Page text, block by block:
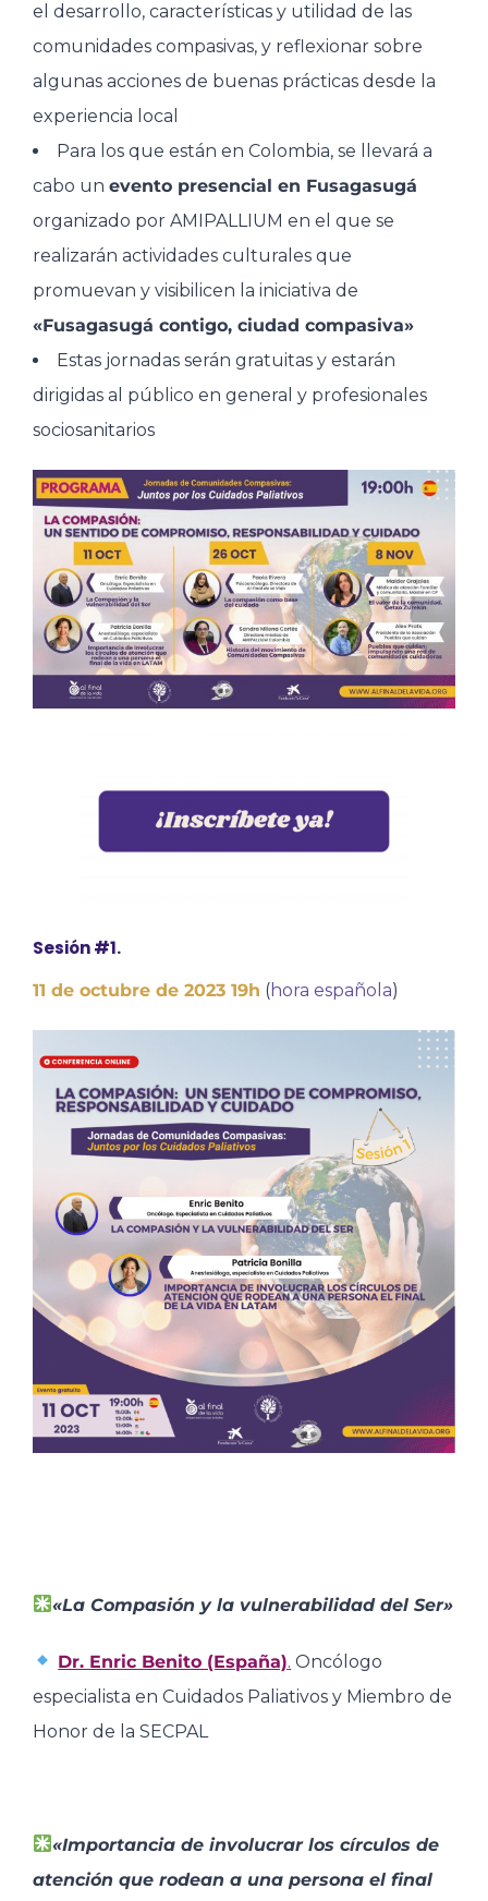
el desarrollo, características y utilidad de las
comunidades compasivas, y reflexionar sobre
algunas acciones de buenas prácticas desde la
experiencia local
Para los que están en Colombia, se llevará a
cabo un evento presencial en Fusagasugá
organizado por AMIPALLIUM en el que se
realizarán actividades culturales que
promuevan y visibilicen la iniciativa de
«Fusagasugá contigo, ciudad compasiva»
Estas jornadas serán gratuitas y estarán
dirigidas al público en general y profesionales
sociosanitarios
Sesión #1.
11 de octubre de 2023 19h (hora española)
«La Compasión y la vulnerabilidad del Ser»
Dr. Enric Benito (España). Oncólogo
especialista en Cuidados Paliativos y Miembro de
Honor de la SECPAL
«Importancia de involucrar los círculos de
atención que rodean a una persona el final